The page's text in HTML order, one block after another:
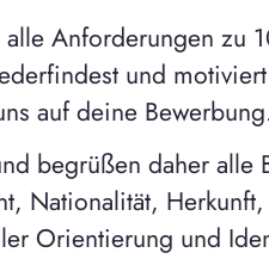
Anforderungen zu
und
auf deine
begrüßen daher alle
Nationalität,
Orientierung und